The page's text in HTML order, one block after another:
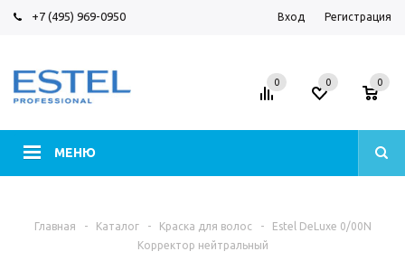
+7 (495) 969-0950 Вход Регистрация
МЕНЮ
0 0 0
Главная - Каталог - Краска для волос -
Estel DeLuxe 0/00N
Корректор нейтральный